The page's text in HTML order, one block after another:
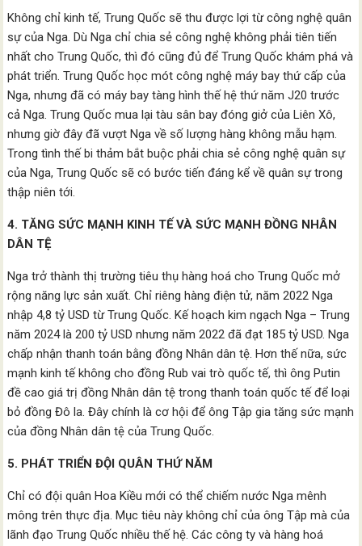
Không chỉ kinh tế, Trung Quốc sẽ thu được lợi từ công nghệ quân
sự của Nga. Dù Nga chỉ chia sẻ công nghệ không phải tiên tiến
nhất cho Trung Quốc, thì đó cũng đủ để Trung Quốc khám phá và
phát triển. Trung Quốc học mót công nghệ máy bay thứ cấp của
Nga, nhưng đã có máy bay tàng hình thế hệ thứ năm J20 trước
cả Nga. Trung Quốc mua lại tàu sân bay đóng giở của Liên Xô,
nhưng giờ đây đã vượt Nga về số lượng hàng không mẫu hạm.
Trong tình thế bi thảm bắt buộc phải chia sẻ công nghệ quân sự
của Nga, Trung Quốc sẽ có bước tiến đáng kể về quân sự trong
thập niên tới.
4. TĂNG SỨC MẠNH KINH TẾ VÀ SỨC MẠNH ĐỒNG NHÂN
DÂN TỆ
Nga trở thành thị trường tiêu thụ hàng hoá cho Trung Quốc mở
rộng năng lực sản xuất. Chỉ riêng hàng điện tử, năm 2022 Nga
nhập 4,8 tỷ USD từ Trung Quốc. Kế hoạch kim ngạch Nga – Trung
năm 2024 là 200 tỷ USD nhưng năm 2022 đã đạt 185 tỷ USD. Nga
chấp nhận thanh toán bằng đồng Nhân dân tệ. Hơn thế nữa, sức
mạnh kinh tế không cho đồng Rub vai trò quốc tế, thì ông Putin
đề cao giá trị đồng Nhân dân tệ trong thanh toán quốc tế để loại
bỏ đồng Đô la. Đây chính là cơ hội để ông Tập gia tăng sức mạnh
của đồng Nhân dân tệ của Trung Quốc.
5. PHÁT TRIỂN ĐỘI QUÂN THỨ NĂM
Chỉ có đội quân Hoa Kiều mới có thể chiếm nước Nga mênh
mông trên thực địa. Mục tiêu này không chỉ của ông Tập mà của
lãnh đạo Trung Quốc nhiều thế hệ. Các công ty và hàng hoá